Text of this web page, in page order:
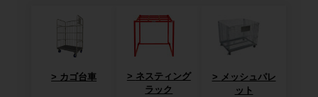
カゴ台車
ネスティング
ラック
メッシュパレ
ット